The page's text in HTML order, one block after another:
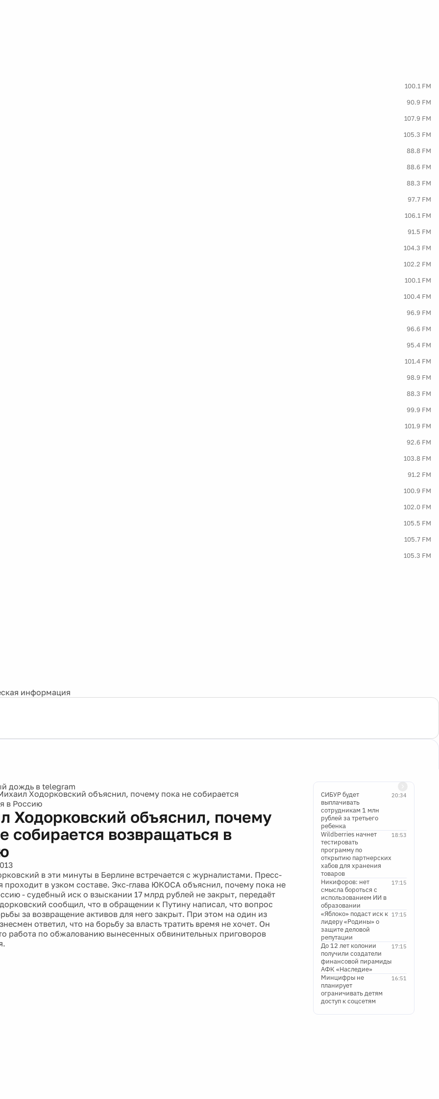
100.1 FM
90.9 FM
107.9 FM
105.3 FM
88.8 FM
88.6 FM
88.3 FM
97.7 FM
106.1 FM
91.5 FM
104.3 FM
102.2 FM
100.1 FM
100.4 FM
96.9 FM
96.6 FM
95.4 FM
101.4 FM
98.9 FM
88.3 FM
99.9 FM
101.9 FM
92.6 FM
103.8 FM
91.2 FM
100.9 FM
102.0 FM
105.5 FM
105.7 FM
105.3 FM
информация
Ходорковский объяснил, почему пока не собирается
в Россию
Ходорковский объяснил, почему
собирается возвращаться в
в эти минуты в Берлине встречается с журналистами. Пресс-
проходит в узком составе. Экс-глава ЮКОСА объяснил, почему пока не
- судебный иск о взыскании 17 млрд рублей не закрыт, передаёт
сообщил, что в обращении к Путину написал, что вопрос
за возвращение активов для него закрыт. При этом на один из
ответил, что на борьбу за власть тратить время не хочет. Он
работа по обжалованию вынесенных обвинительных приговоров
20:34
СИБУР будет
выплачивать
сотрудникам 1 млн
рублей за третьего
ребенка
18:53
Wildberries начнет
тестировать
программу по
открытию партнерских
хабов для хранения
товаров
17:15
Никифоров: нет
смысла бороться с
использованием ИИ в
образовании
17:15
«Яблоко» подаст иск к
лидеру «Родины» о
защите деловой
репутации
17:15
До 12 лет колонии
получили создатели
финансовой пирамиды
АФК «Наследие»
16:51
Минцифры не
планирует
ограничивать детям
доступ к соцсетям